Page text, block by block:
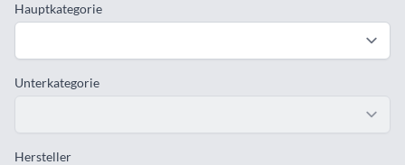
Hauptkategorie
Unterkategorie
Hersteller